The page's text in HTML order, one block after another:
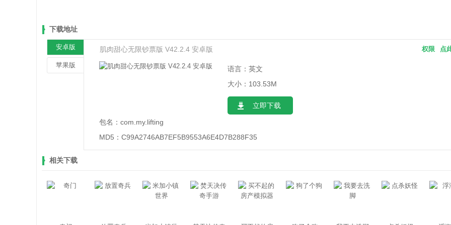
下载地址
安卓版
苹果版
肌肉甜心无限钞票版 V42.2.4 安卓版 点
权限
语言：英文
大小：103.53M
立即下载
包名： com.my.lifting
MD5： C99A2746AB7EF5B9553A6E4D7B288F35
相关下载